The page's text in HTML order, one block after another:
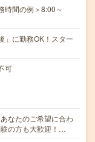
時間の例＞8:00～
に勤務OK！スター
可
なたのご希望に合わ
の方も大歓迎！…